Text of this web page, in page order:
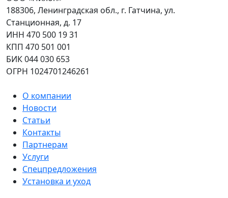
188306, Ленинградская обл., г. Гатчина, ул.
Станционная, д. 17
ИНН 470 500 19 31
КПП 470 501 001
БИК 044 030 653
ОГРН 1024701246261
О компании
Новости
Статьи
Контакты
Партнерам
Услуги
Спецпредложения
Установка и уход